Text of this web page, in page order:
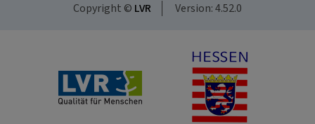
Copyright © LVR Version: 4.52.0